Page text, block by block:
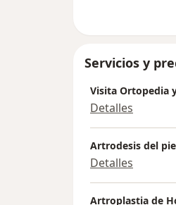
Servicios y
Visita Ortopedia
Detalles
Artrodesis del
Detalles
Artroplastia de